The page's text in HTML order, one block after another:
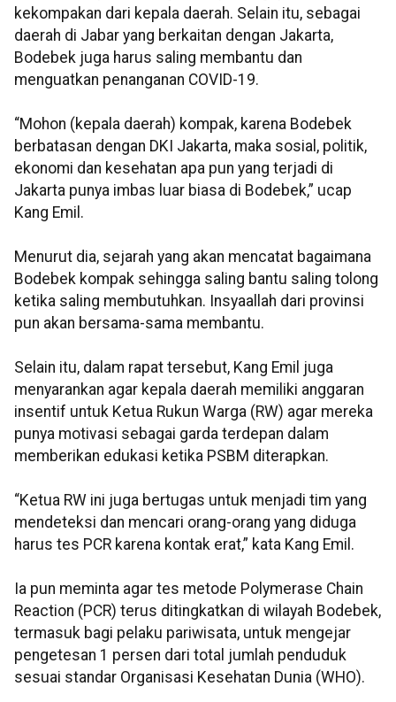
kekompakan dari kepala daerah. Selain itu, sebagai
daerah di Jabar yang berkaitan dengan Jakarta,
Bodebek juga harus saling membantu dan
menguatkan penanganan COVID-19.
“Mohon (kepala daerah) kompak, karena Bodebek
berbatasan dengan DKI Jakarta, maka sosial, politik,
ekonomi dan kesehatan apa pun yang terjadi di
Jakarta punya imbas luar biasa di Bodebek,” ucap
Kang Emil.
Menurut dia, sejarah yang akan mencatat bagaimana
Bodebek kompak sehingga saling bantu saling tolong
ketika saling membutuhkan. Insyaallah dari provinsi
pun akan bersama-sama membantu.
Selain itu, dalam rapat tersebut, Kang Emil juga
menyarankan agar kepala daerah memiliki anggaran
insentif untuk Ketua Rukun Warga (RW) agar mereka
punya motivasi sebagai garda terdepan dalam
memberikan edukasi ketika PSBM diterapkan.
“Ketua RW ini juga bertugas untuk menjadi tim yang
mendeteksi dan mencari orang-orang yang diduga
harus tes PCR karena kontak erat,” kata Kang Emil.
Ia pun meminta agar tes metode Polymerase Chain
Reaction (PCR) terus ditingkatkan di wilayah Bodebek,
termasuk bagi pelaku pariwisata, untuk mengejar
pengetesan 1 persen dari total jumlah penduduk
sesuai standar Organisasi Kesehatan Dunia (WHO).